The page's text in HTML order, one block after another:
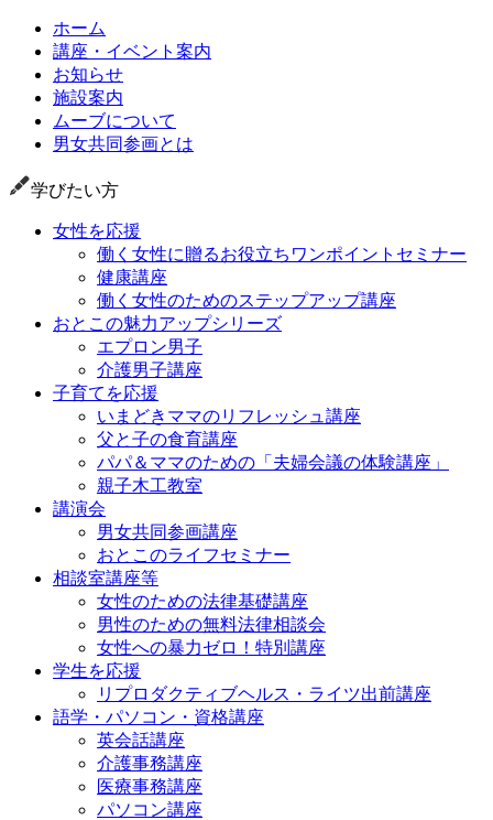
ホーム
講座・イベント案内
お知らせ
施設案内
ムーブについて
男女共同参画とは
学びたい方
女性を応援
働く女性に贈るお役立ちワンポイントセミナー
健康講座
働く女性のためのステップアップ講座
おとこの魅力アップシリーズ
エプロン男子
介護男子講座
子育てを応援
いまどきママのリフレッシュ講座
父と子の食育講座
パパ＆ママのための「夫婦会議の体験講座」
親子木工教室
講演会
男女共同参画講座
おとこのライフセミナー
相談室講座等
女性のための法律基礎講座
男性のための無料法律相談会
女性への暴力ゼロ！特別講座
学生を応援
リプロダクティブヘルス・ライツ出前講座
語学・パソコン・資格講座
英会話講座
介護事務講座
医療事務講座
パソコン講座